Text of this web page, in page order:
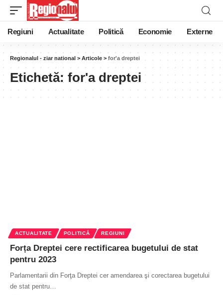
Regiuni Actualitate Politică Economie Externe
Regionalul - ziar national > Articole > for'a dreptei
Etichetă: for'a dreptei
ACTUALITATE POLITICĂ REGIUNI
Forța Dreptei cere rectificarea bugetului de stat
pentru 2023
Parlamentarii din Forţa Dreptei cer amendarea şi corectarea bugetului
de stat pentru